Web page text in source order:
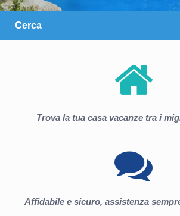
Cerca
Trova la tua casa vacanze tra i
Affidabile e sicuro, assistenza